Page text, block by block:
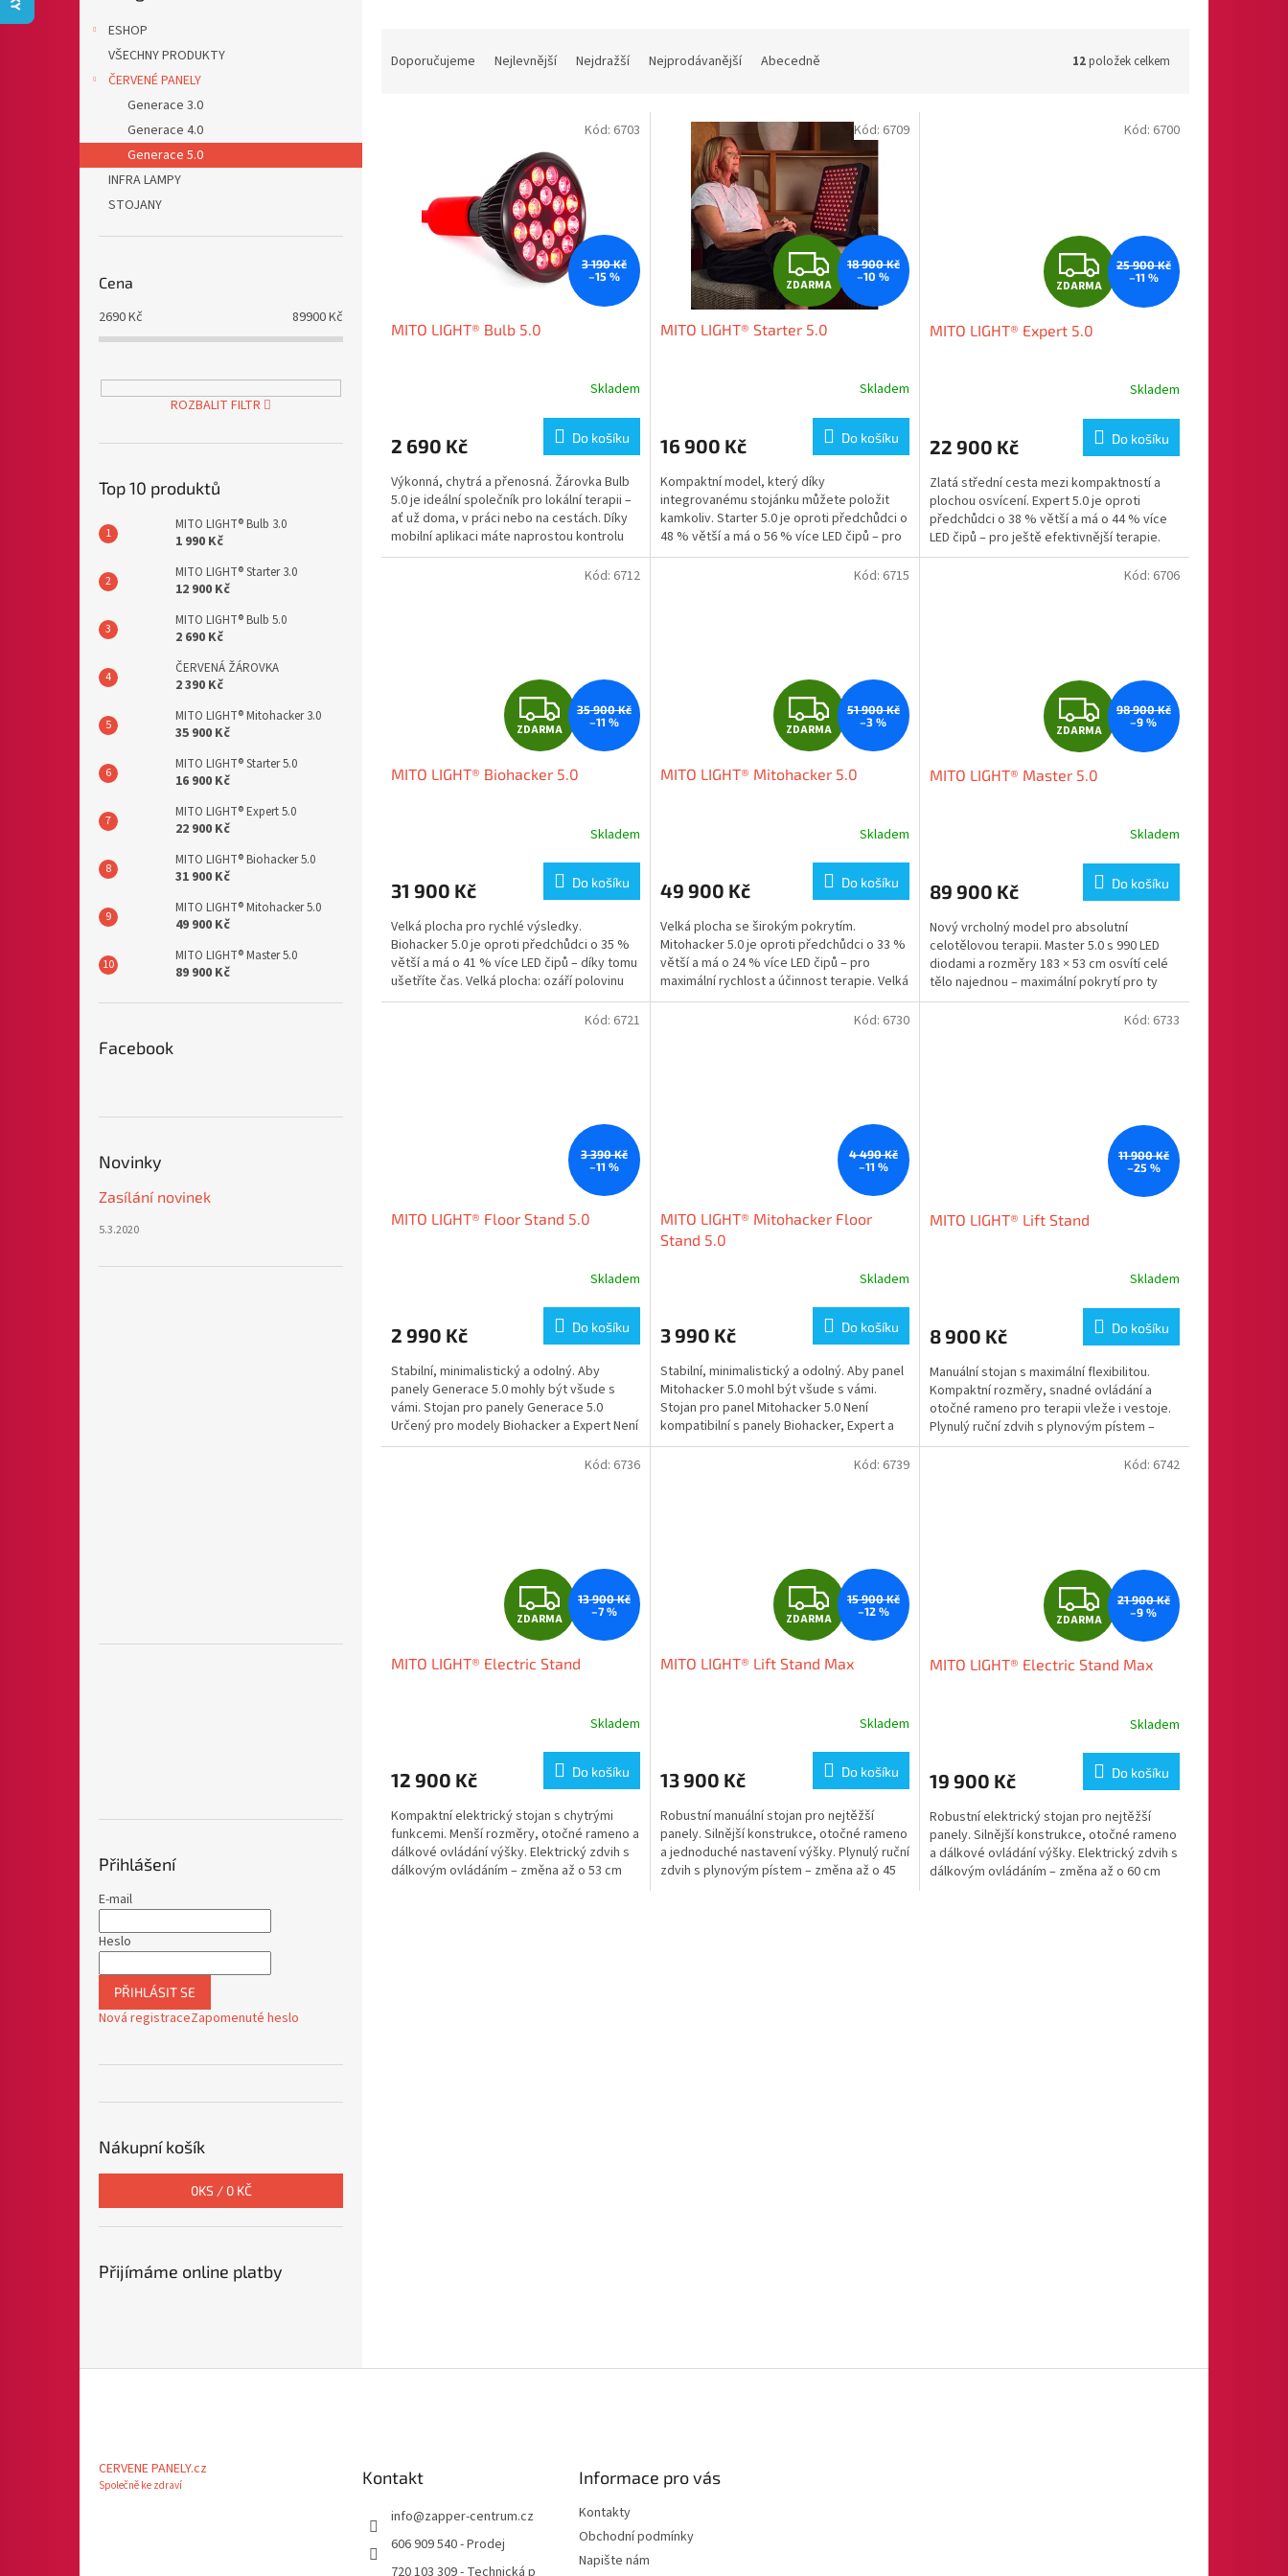
ESHOP
VŠECHNY PRODUKTY
ČERVENÉ PANELY
Generace 3.0
Generace 4.0
Generace 5.0
INFRA LAMPY
STOJANY
Cena
2690Kč 89900Kč
ROZBALIT FILTR
Top 10 produktů
MITO LIGHT® Bulb 3.0
1 990 Kč
MITO LIGHT® Starter 3.0
12 900 Kč
MITO LIGHT® Bulb 5.0
2 690 Kč
ČERVENÁ ŽÁROVKA
2 390 Kč
MITO LIGHT® Mitohacker 3.0
35 900 Kč
MITO LIGHT® Starter 5.0
16 900 Kč
MITO LIGHT® Expert 5.0
22 900 Kč
MITO LIGHT® Biohacker 5.0
31 900 Kč
MITO LIGHT® Mitohacker 5.0
49 900 Kč
MITO LIGHT® Master 5.0
89 900 Kč
Facebook
Novinky
Zasílání novinek
5.3.2020
Přihlášení
E-mail
Heslo
PŘIHLÁSIT SE
Nová registraceZapomenuté heslo
Nákupní košík
0KS / 0 KČ
Přijímáme online platby
Doporučujeme Nejlevnější Nejdražší Nejprodávanější Abecedně 12položek celkem
3 190 Kč
–15 %
MITO LIGHT® Bulb 5.0
Skladem
2 690 Kč Do košíku
Výkonná, chytrá a přenosná. Žárovka Bulb
5.0 je ideální společník pro lokální terapii –
ať už doma, v práci nebo na cestách. Díky
mobilní aplikaci máte naprostou kontrolu
nad...
Kód: 6703
Z
D
M
A
ZDARMA
18 900 Kč
–10 %
MITO LIGHT® Starter 5.0
Skladem
16 900 Kč Do košíku
Kompaktní model, který díky
integrovanému stojánku můžete položit
kamkoliv. Starter 5.0 je oproti předchůdci o
48 % větší a má o 56 % více LED čipů – pro
ještě efektivnější...
Kód: 6709
Z
D
M
A
ZDARMA
25 900 Kč
–11 %
MITO LIGHT® Expert 5.0
Skladem
22 900 Kč Do košíku
Zlatá střední cesta mezi kompaktností a
plochou osvícení. Expert 5.0 je oproti
předchůdci o 38 % větší a má o 44 % více
LED čipů – pro ještě efektivnější terapie.
Střední...
Kód: 6700
Z
D
A
M
A
ZDARMA
35 900 Kč
–11 %
MITO LIGHT® Biohacker 5.0
Skladem
31 900 Kč Do košíku
Velká plocha pro rychlé výsledky.
Biohacker 5.0 je oproti předchůdci o 35 %
větší a má o 41 % více LED čipů – díky tomu
ušetříte čas. Velká plocha: ozáří polovinu
těla silou...
Kód: 6712
Z
D
A
M
A
ZDARMA
51 900 Kč
–3 %
MITO LIGHT® Mitohacker 5.0
Skladem
49 900 Kč Do košíku
Velká plocha se širokým pokrytím.
Mitohacker 5.0 je oproti předchůdci o 33 %
větší a má o 24 % více LED čipů – pro
maximální rychlost a účinnost terapie. Velká
plocha: ozáří...
Kód: 6715
Z
D
M
A
ZDARMA
98 900 Kč
–9 %
MITO LIGHT® Master 5.0
Skladem
89 900 Kč Do košíku
Nový vrcholný model pro absolutní
celotělovou terapii. Master 5.0 s 990 LED
diodami a rozměry 183 × 53 cm osvítí celé
tělo najednou – maximální pokrytí pro ty
nejnáročnější....
Kód: 6706
3 390 Kč
–11 %
MITO LIGHT® Floor Stand 5.0
Skladem
2 990 Kč Do košíku
Stabilní, minimalistický a odolný. Aby
panely Generace 5.0 mohly být všude s
vámi. Stojan pro panely Generace 5.0
Určený pro modely Biohacker a Expert Není
kompatibilní s...
Kód: 6721
4 490 Kč
–11 %
MITO LIGHT® Mitohacker Floor
Stand 5.0
Skladem
3 990 Kč Do košíku
Stabilní, minimalistický a odolný. Aby panel
Mitohacker 5.0 mohl být všude s vámi.
Stojan pro panel Mitohacker 5.0 Není
kompatibilní s panely Biohacker, Expert a
Starter...
Kód: 6730
11 900 Kč
–25 %
MITO LIGHT® Lift Stand
Skladem
8 900 Kč Do košíku
Manuální stojan s maximální flexibilitou.
Kompaktní rozměry, snadné ovládání a
otočné rameno pro terapii vleže i vestoje.
Plynulý ruční zdvih s plynovým pístem –
změna až o...
Kód: 6733
Z
D
A
M
A
ZDARMA
13 900 Kč
–7 %
MITO LIGHT® Electric Stand
Skladem
12 900 Kč Do košíku
Kompaktní elektrický stojan s chytrými
funkcemi. Menší rozměry, otočné rameno a
dálkové ovládání výšky. Elektrický zdvih s
dálkovým ovládáním – změna až o 53 cm
Kód: 6736
Z
D
A
M
A
ZDARMA
15 900 Kč
–12 %
MITO LIGHT® Lift Stand Max
Skladem
13 900 Kč Do košíku
Robustní manuální stojan pro nejtěžší
panely. Silnější konstrukce, otočné rameno
a jednoduché nastavení výšky. Plynulý ruční
zdvih s plynovým pístem – změna až o 45
Kód: 6739
Z
D
A
M
A
ZDARMA
21 900 Kč
–9 %
MITO LIGHT® Electric Stand Max
Skladem
19 900 Kč Do košíku
Robustní elektrický stojan pro nejtěžší
panely. Silnější konstrukce, otočné rameno
a dálkové ovládání výšky. Elektrický zdvih s
dálkovým ovládáním – změna až o 60 cm
Kód: 6742
CERVENE PANELY.cz
Společně ke zdraví Kontakt
info@zapper-centrum.cz
606 909 540 - Prodej
720 103 309 - Technická p
Informace pro vás
Kontakty
Obchodní podmínky
Napište nám